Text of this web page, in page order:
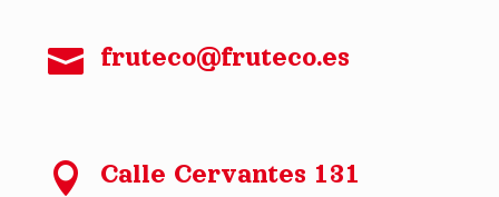
 fruteco@fruteco.es
 Calle Cervantes 131